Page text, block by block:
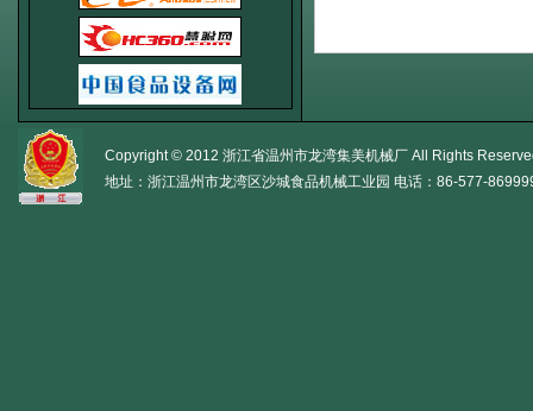
Copyright © 2012 浙江省温州市龙湾集美机械厂 All Rights
地址：浙江温州市龙湾区沙城食品机械工业园 电话：86-577-